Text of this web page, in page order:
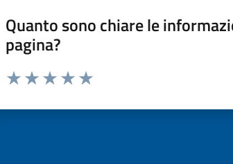
Quanto sono chiare le
pagina?
Valuta da 1 a 5 stelle la pagina